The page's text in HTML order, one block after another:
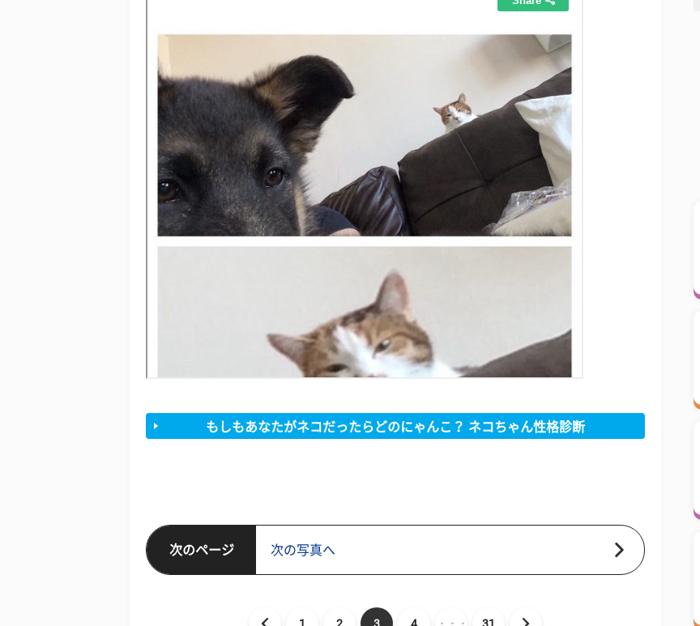
もしもあなたがネコだったらどのにゃんこ？ ネコちゃん性格診断
次のページ 次の写真へ